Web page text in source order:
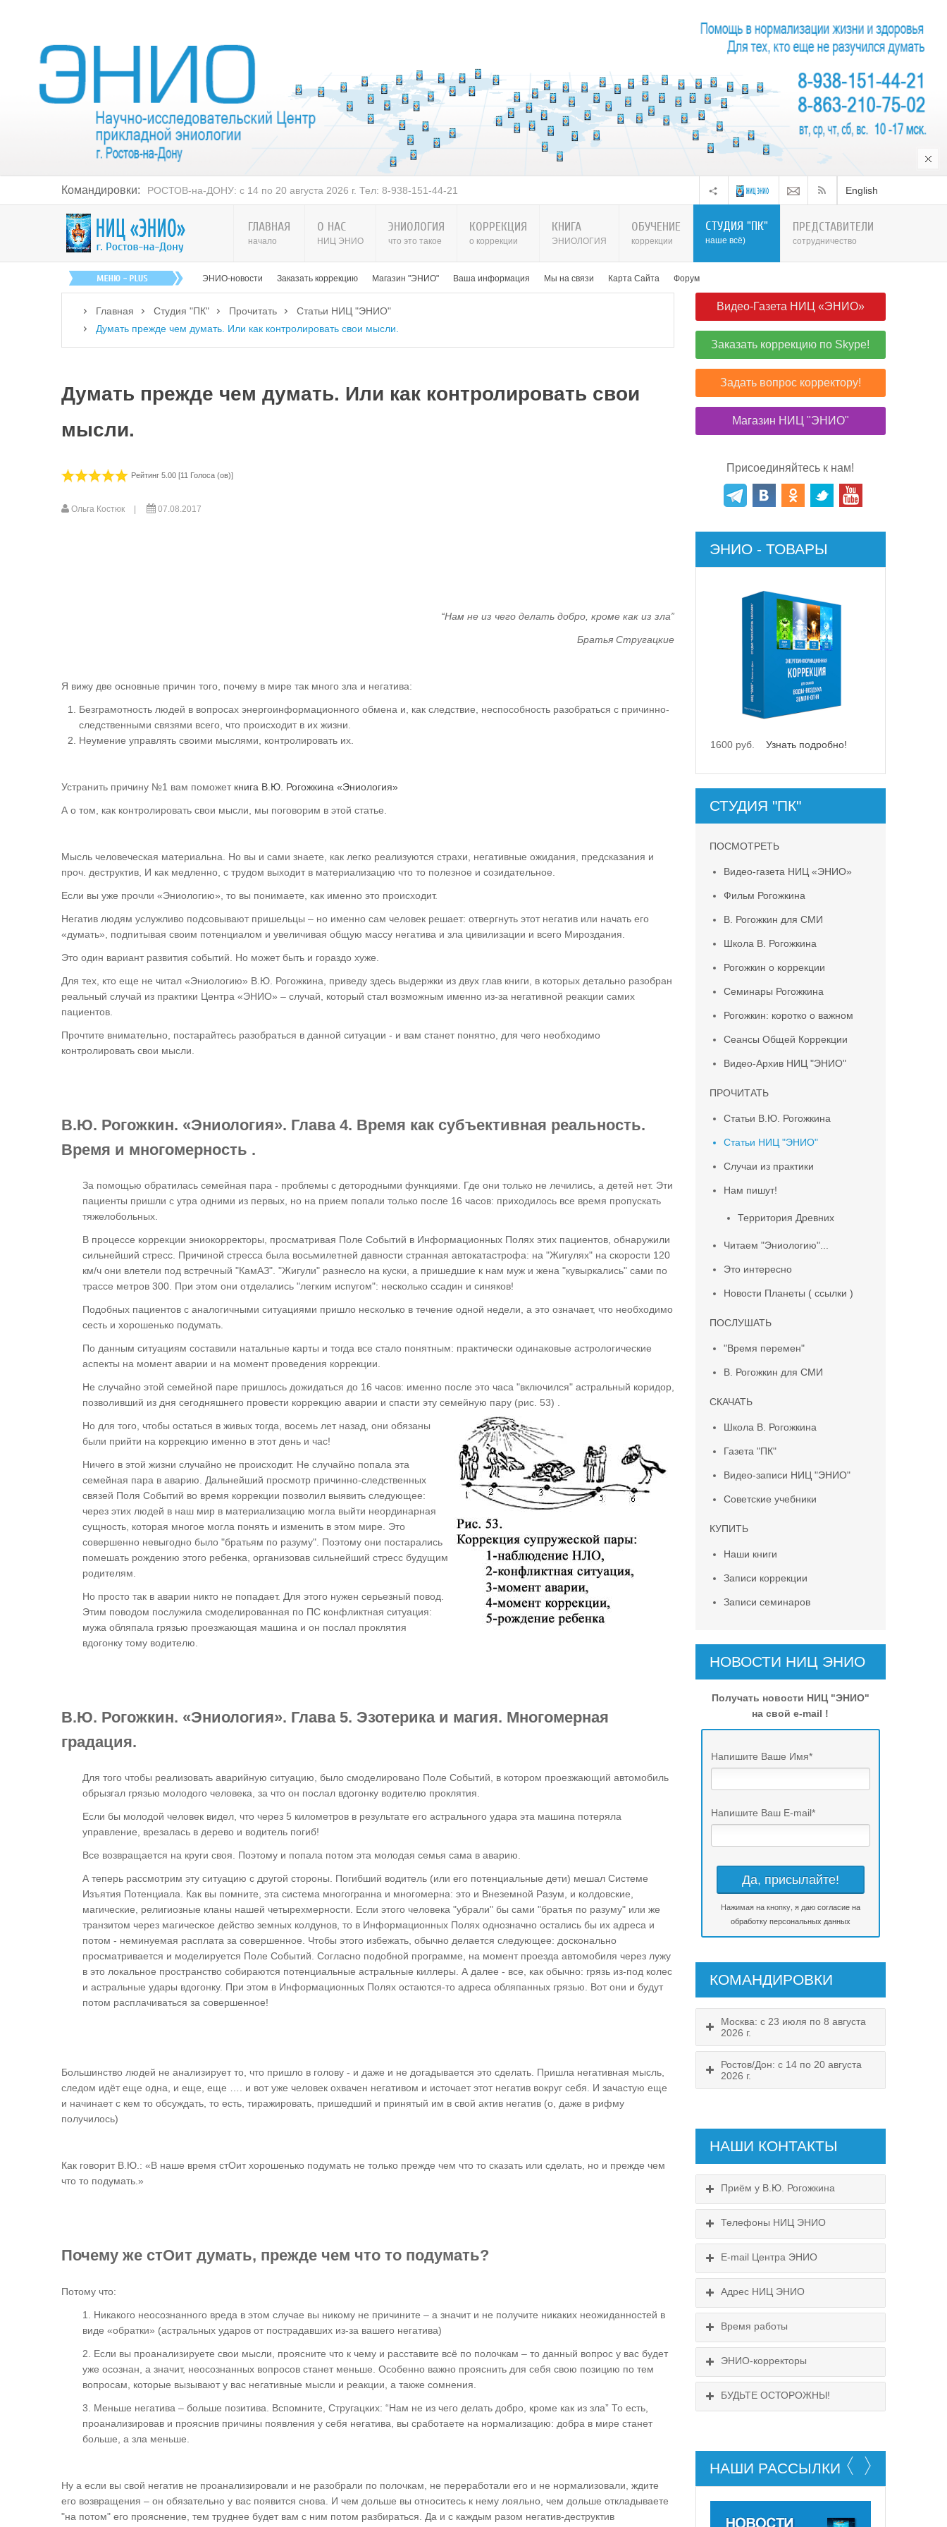
Командировки: РОСТОВ-на-ДОНУ: с 14 по 20 августа 2026 г. Тел: 8-938-151-44-21 English
ГЛАВНАЯ
начало
О НАС
НИЦ ЭНИО
ЭНИОЛОГИЯ
что это такое
КОРРЕКЦИЯ
о коррекции
КНИГА
ЭНИОЛОГИЯ
ОБУЧЕНИЕ
коррекции
СТУДИЯ "ПК"
наше всё)
ПРЕДСТАВИТЕЛИ
сотрудничество
ЭНИО-новости Заказать коррекцию Магазин "ЭНИО" Ваша информация Мы на связи Карта Сайта Форум
Главная Студия "ПК" Прочитать
Статьи НИЦ "ЭНИО"
Думать прежде чем думать. Или как контролировать свои мысли.
Думать прежде чем думать. Или как контролировать свои
мысли.
Рейтинг 5.00 [11 Голоса (ов)]
Ольга Костюк 07.08.2017
“Нам не из чего делать добро, кроме как из зла”
Братья Стругацкие
Я вижу две основные причин того, почему в мире так много зла и негатива:
Безграмотность людей в вопросах энергоинформационного обмена и, как следствие, неспособность разобраться с причинно-
следственными связями всего, что происходит в их жизни.
Неумение управлять своими мыслями, контролировать их.
Устранить причину №1 вам поможет книга В.Ю. Рогожкина «Эниология»
А о том, как контролировать свои мысли, мы поговорим в этой статье.
Мысль человеческая материальна. Но вы и сами знаете, как легко реализуются страхи, негативные ожидания, предсказания и
проч. деструктив, И как медленно, с трудом выходит в материализацию что то полезное и созидательное.
Если вы уже прочли «Эниологию», то вы понимаете, как именно это происходит.
Негатив людям услужливо подсовывают пришельцы – но именно сам человек решает: отвергнуть этот негатив или начать его
«думать», подпитывая своим потенциалом и увеличивая общую массу негатива и зла цивилизации и всего Мироздания.
Это один вариант развития событий. Но может быть и гораздо хуже.
Для тех, кто еще не читал «Эниологию» В.Ю. Рогожкина, приведу здесь выдержки из двух глав книги, в которых детально разобран
реальный случай из практики Центра «ЭНИО» – случай, который стал возможным именно из-за негативной реакции самих
пациентов.
Прочтите внимательно, постарайтесь разобраться в данной ситуации - и вам станет понятно, для чего необходимо
контролировать свои мысли.
В.Ю. Рогожкин. «Эниология». Глава 4. Время как субъективная реальность.
Время и многомерность .
За помощью обратилась семейная пара - проблемы с детородными функциями. Где они только не лечились, а детей нет. Эти
пациенты пришли с утра одними из первых, но на прием попали только после 16 часов: приходилось все время пропускать
тяжелобольных.
В процессе коррекции эниокорректоры, просматривая Поле Событий в Информационных Полях этих пациентов, обнаружили
сильнейший стресс. Причиной стресса была восьмилетней давности странная автокатастрофа: на "Жигулях" на скорости 120
км/ч они влетели под встречный "КамАЗ". "Жигули" разнесло на куски, а пришедшие к нам муж и жена "кувыркались" сами по
трассе метров 300. При этом они отделались "легким испугом": несколько ссадин и синяков!
Подобных пациентов с аналогичными ситуациями пришло несколько в течение одной недели, а это означает, что необходимо
сесть и хорошенько подумать.
По данным ситуациям составили натальные карты и тогда все стало понятным: практически одинаковые астрологические
аспекты на момент аварии и на момент проведения коррекции.
Не случайно этой семейной паре пришлось дожидаться до 16 часов: именно после это часа "включился" астральный коридор,
позволивший из дня сегодняшнего провести коррекцию аварии и спасти эту семейную пару (рис. 53) .
Но для того, чтобы остаться в живых тогда, восемь лет назад, они обязаны
были прийти на коррекцию именно в этот день и час!
Ничего в этой жизни случайно не происходит. Не случайно попала эта
семейная пара в аварию. Дальнейший просмотр причинно-следственных
связей Поля Событий во время коррекции позволил выявить следующее:
через этих людей в наш мир в материализацию могла выйти неординарная
сущность, которая многое могла понять и изменить в этом мире. Это
совершенно невыгодно было "братьям по разуму". Поэтому они постарались
помешать рождению этого ребенка, организовав сильнейший стресс будущим
родителям.
Но просто так в аварии никто не попадает. Для этого нужен серьезный повод.
Этим поводом послужила смоделированная по ПС конфликтная ситуация:
мужа обляпала грязью проезжающая машина и он послал проклятия
вдогонку тому водителю.
В.Ю. Рогожкин. «Эниология». Глава 5. Эзотерика и магия. Многомерная
градация.
Для того чтобы реализовать аварийную ситуацию, было смоделировано Поле Событий, в котором проезжающий автомобиль
обрызгал грязью молодого человека, за что он послал вдогонку водителю проклятия.
Если бы молодой человек видел, что через 5 километров в результате его астрального удара эта машина потеряла
управление, врезалась в дерево и водитель погиб!
Все возвращается на круги своя. Поэтому и попала потом эта молодая семья сама в аварию.
А теперь рассмотрим эту ситуацию с другой стороны. Погибший водитель (или его потенциальные дети) мешал Системе
Изъятия Потенциала. Как вы помните, эта система многогранна и многомерна: это и Внеземной Разум, и колдовские,
магические, религиозные кланы нашей четырехмерности. Если этого человека "убрали" бы сами "братья по разуму" или же
транзитом через магическое действо земных колдунов, то в Информационных Полях однозначно остались бы их адреса и
потом - неминуемая расплата за совершенное. Чтобы этого избежать, обычно делается следующее: досконально
просматривается и моделируется Поле Событий. Согласно подобной программе, на момент проезда автомобиля через лужу
в это локальное пространство собираются потенциальные астральные киллеры. А далее - все, как обычно: грязь из-под колес
и астральные удары вдогонку. При этом в Информационных Полях остаются-то адреса обляпанных грязью. Вот они и будут
потом расплачиваться за совершенное!
Большинство людей не анализирует то, что пришло в голову - и даже и не догадывается это сделать. Пришла негативная мысль,
следом идёт еще одна, и еще, еще …. и вот уже человек охвачен негативом и источает этот негатив вокруг себя. И зачастую еще
и начинает с кем то обсуждать, то есть, тиражировать, пришедший и принятый им в свой актив негатив (о, даже в рифму
получилось)
Как говорит В.Ю.: «В наше время стОит хорошенько подумать не только прежде чем что то сказать или сделать, но и прежде чем
что то подумать.»
Почему же стОит думать, прежде чем что то подумать?
Потому что:
1. Никакого неосознанного вреда в этом случае вы никому не причините – а значит и не получите никаких неожиданностей в
виде «обратки» (астральных ударов от пострадавших из-за вашего негатива)
2. Если вы проанализируете свои мысли, проясните что к чему и расставите всё по полочкам – то данный вопрос у вас будет
уже осознан, а значит, неосознанных вопросов станет меньше. Особенно важно прояснить для себя свою позицию по тем
вопросам, которые вызывают у вас негативные мысли и реакции, а также сомнения.
3. Меньше негатива – больше позитива. Вспомните, Стругацких: “Нам не из чего делать добро, кроме как из зла” То есть,
проанализировав и прояснив причины появления у себя негатива, вы сработаете на нормализацию: добра в мире станет
больше, а зла меньше.
Ну а если вы свой негатив не проанализировали и не разобрали по полочкам, не переработали его и не нормализовали, ждите
его возвращения – он обязательно у вас появится снова. И чем дольше вы относитесь к нему лояльно, чем дольше откладываете
"на потом" его прояснение, тем труднее будет вам с ним потом разбираться. Да и с каждым разом негатив-деструктив
Видео-Газета НИЦ «ЭНИО»
Заказать коррекцию по Skype!
Задать вопрос корректору!
Магазин НИЦ "ЭНИО"
Присоединяйтесь к нам!
ЭНИО - ТОВАРЫ
1600 руб. Узнать подробно!
СТУДИЯ "ПК"
ПОСМОТРЕТЬ
Видео-газета НИЦ «ЭНИО»
Фильм Рогожкина
В. Рогожкин для СМИ
Школа В. Рогожкина
Рогожкин о коррекции
Семинары Рогожкина
Рогожкин: коротко о важном
Сеансы Общей Коррекции
Видео-Архив НИЦ "ЭНИО"
ПРОЧИТАТЬ
Статьи В.Ю. Рогожкина
Статьи НИЦ "ЭНИО"
Случаи из практики
Нам пишут!
Территория Древних
Читаем "Эниологию"...
Это интересно
Новости Планеты ( ссылки )
ПОСЛУШАТЬ
"Время перемен"
В. Рогожкин для СМИ
СКАЧАТЬ
Школа В. Рогожкина
Газета "ПК"
Видео-записи НИЦ "ЭНИО"
Советские учебники
КУПИТЬ
Наши книги
Записи коррекции
Записи семинаров
НОВОСТИ НИЦ ЭНИО
Получать новости НИЦ "ЭНИО"
на свой e-mail !
Напишите Ваше Имя*
Напишите Ваш E-mail*
Нажимая на кнопку, я даюсогласие на
обработку персональных данных
КОМАНДИРОВКИ
Москва: с 23 июля по 8 августа
2026 г.
Схема проезда
Выходные:
понедельник, пятница
Ростов/Дон: с 14 по 20 августа
2026 г.
Схема проезда
Выходные:
НАШИ КОНТАКТЫ
Приём у В.Ю. Рогожкина
Подробнее...
Телефоны НИЦ ЭНИО
E-mail Центра ЭНИО
Адрес НИЦ ЭНИО
Время работы
ЭНИО-корректоры
БУДЬТЕ ОСТОРОЖНЫ!
НАШИ РАССЫЛКИ